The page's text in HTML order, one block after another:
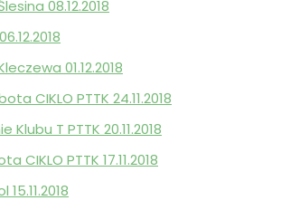
08.12.2018
01.12.2018
CIKLO PTTK 24.11.2018
T PTTK 20.11.2018
CIKLO PTTK 17.11.2018